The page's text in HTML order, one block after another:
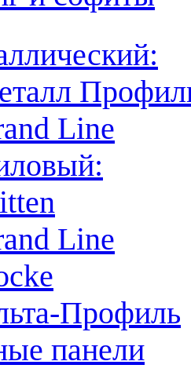
Line
Line
Профиль
панели